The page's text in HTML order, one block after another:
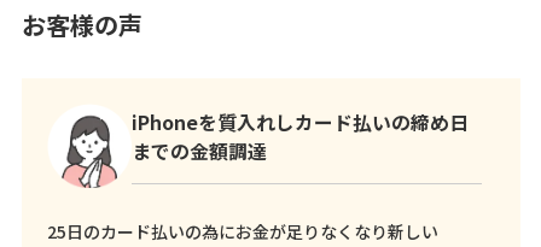
お客様の声
iPhoneを質入れしカード払いの締め日
までの金額調達
25日のカード払いの為にお金が足りなくなり新しい